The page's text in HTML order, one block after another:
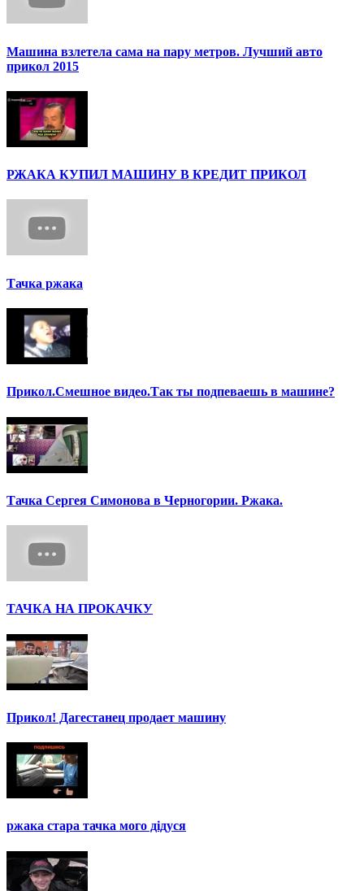
Машина взлетела сама на пару метров. Лучший авто
прикол 2015
РЖАКА КУПИЛ МАШИНУ В КРЕДИТ ПРИКОЛ
Тачка ржака
Прикол.Смешное видео.Так ты подпеваешь в машине?
Тачка Сергея Симонова в Черногории. Ржака.
ТАЧКА НА ПРОКАЧКУ
Прикол! Дагестанец продает машину
ржака стара тачка мого дідуся